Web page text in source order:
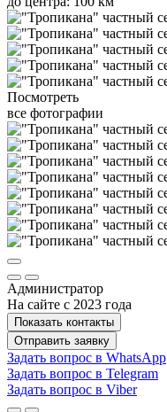
Посмотреть
все фотографии
Администратор
На сайте с 2023 года
Показать контакты
Отправить заявку
Задать вопрос в WhatsApp
Задать вопрос в Telegram
Задать вопрос в Viber